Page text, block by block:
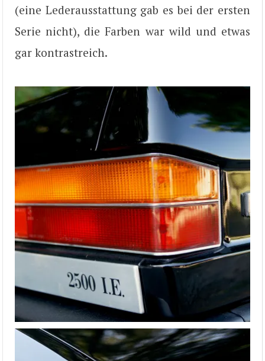
(eine Lederausstattung gab es bei der ersten
Serie nicht), die Farben war wild und etwas
gar kontrastreich.